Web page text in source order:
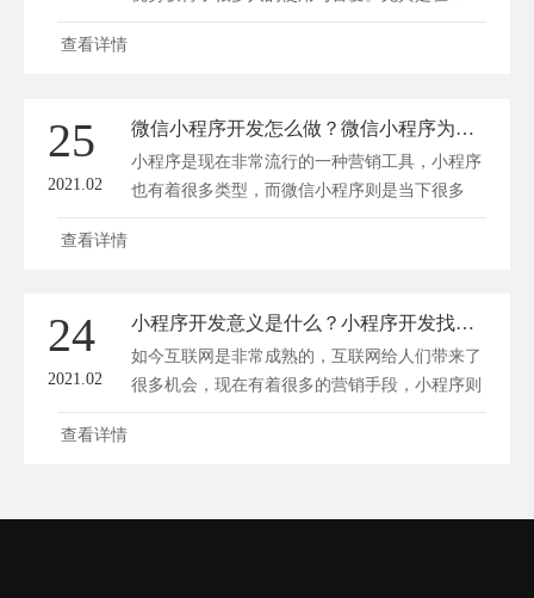
查看详情
25
2021.02
微信小程序开发怎么做？微信小程序为什么如此受欢迎
小程序是现在非常流行的一种营销工具，小程序
也有着很多类型，而微信小程序则是当下很多
人...
查看详情
24
2021.02
小程序开发意义是什么？小程序开发找哪家
如今互联网是非常成熟的，互联网给人们带来了
很多机会，现在有着很多的营销手段，小程序则
是...
查看详情